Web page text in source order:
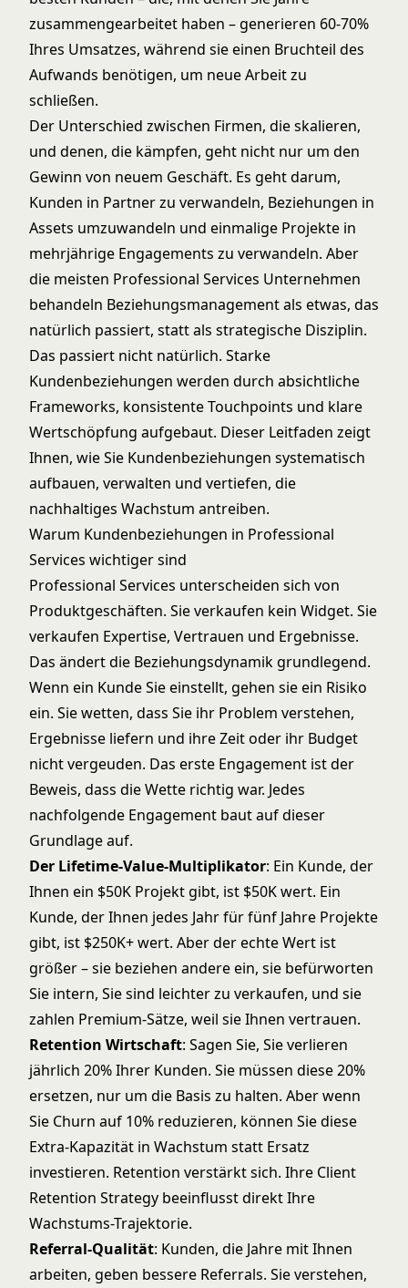
zusammengearbeitet haben – generieren 60-70%
Ihres Umsatzes, während sie einen Bruchteil des
Aufwands benötigen, um neue Arbeit zu
schließen.
Der Unterschied zwischen Firmen, die skalieren,
und denen, die kämpfen, geht nicht nur um den
Gewinn von neuem Geschäft. Es geht darum,
Kunden in Partner zu verwandeln, Beziehungen in
Assets umzuwandeln und einmalige Projekte in
mehrjährige Engagements zu verwandeln. Aber
die meisten Professional Services Unternehmen
behandeln Beziehungsmanagement als etwas, das
natürlich passiert, statt als strategische Disziplin.
Das passiert nicht natürlich. Starke
Kundenbeziehungen werden durch absichtliche
Frameworks, konsistente Touchpoints und klare
Wertschöpfung aufgebaut. Dieser Leitfaden zeigt
Ihnen, wie Sie Kundenbeziehungen systematisch
aufbauen, verwalten und vertiefen, die
nachhaltiges Wachstum antreiben.
Warum Kundenbeziehungen in Professional
Services wichtiger sind
Professional Services unterscheiden sich von
Produktgeschäften. Sie verkaufen kein Widget. Sie
verkaufen Expertise, Vertrauen und Ergebnisse.
Das ändert die Beziehungsdynamik grundlegend.
Wenn ein Kunde Sie einstellt, gehen sie ein Risiko
ein. Sie wetten, dass Sie ihr Problem verstehen,
Ergebnisse liefern und ihre Zeit oder ihr Budget
nicht vergeuden. Das erste Engagement ist der
Beweis, dass die Wette richtig war. Jedes
nachfolgende Engagement baut auf dieser
Grundlage auf.
Der Lifetime-Value-Multiplikator: Ein Kunde, der
Ihnen ein $50K Projekt gibt, ist $50K wert. Ein
Kunde, der Ihnen jedes Jahr für fünf Jahre Projekte
gibt, ist $250K+ wert. Aber der echte Wert ist
größer – sie beziehen andere ein, sie befürworten
Sie intern, Sie sind leichter zu verkaufen, und sie
zahlen Premium-Sätze, weil sie Ihnen vertrauen.
Retention Wirtschaft: Sagen Sie, Sie verlieren
jährlich 20% Ihrer Kunden. Sie müssen diese 20%
ersetzen, nur um die Basis zu halten. Aber wenn
Sie Churn auf 10% reduzieren, können Sie diese
Extra-Kapazität in Wachstum statt Ersatz
investieren. Retention verstärkt sich. Ihre Client
Retention Strategy beeinflusst direkt Ihre
Wachstums-Trajektorie.
Referral-Qualität: Kunden, die Jahre mit Ihnen
arbeiten, geben bessere Referrals. Sie verstehen,